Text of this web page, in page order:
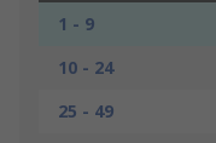
1 - 9
10 - 24
25 - 49